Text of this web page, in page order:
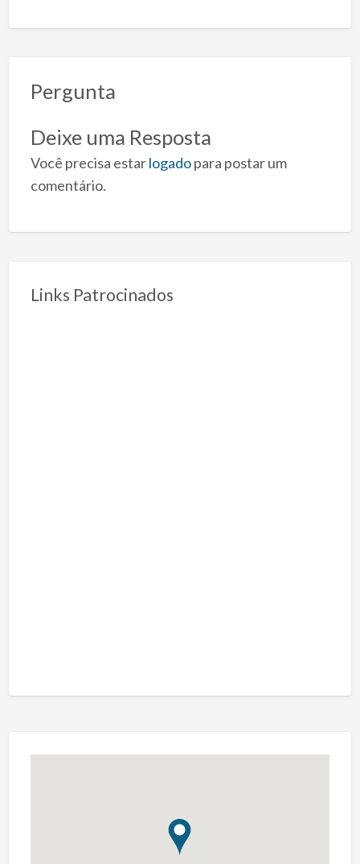
Pergunta
Deixe uma Resposta
Você precisa estarlogadopara postar um
comentário.
Links Patrocinados